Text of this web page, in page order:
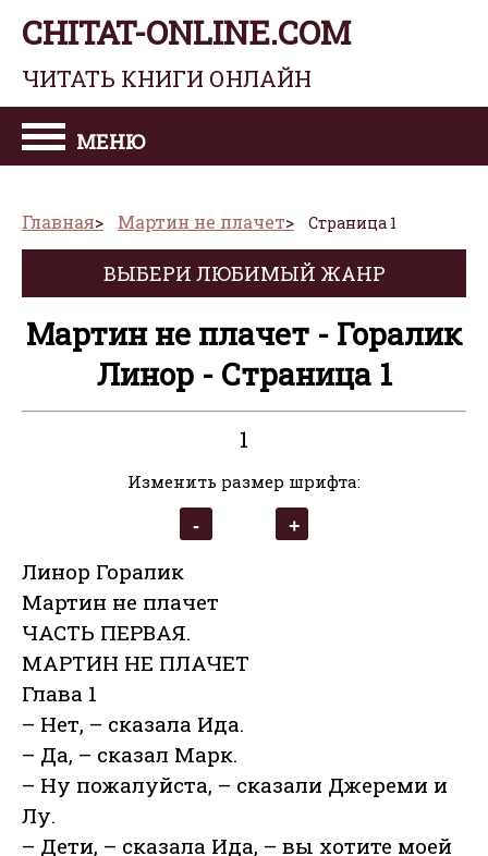
CHITAT-ONLINE.COM
ЧИТАТЬ КНИГИ ОНЛАЙН
МЕНЮ
Главная Мартин не плачет Страница 1
ВЫБЕРИ ЛЮБИМЫЙ ЖАНР
Мартин не плачет - Горалик
Линор - Страница 1
1
Изменить размер шрифта:
Линор Горалик
Мартин не плачет
ЧАСТЬ ПЕРВАЯ.
МАРТИН НЕ ПЛАЧЕТ
Глава 1
– Нет, – сказала Ида.
– Да, – сказал Марк.
– Ну пожалуйста, – сказали Джереми и
Лу.
– Дети, – сказала Ида, – вы хотите моей